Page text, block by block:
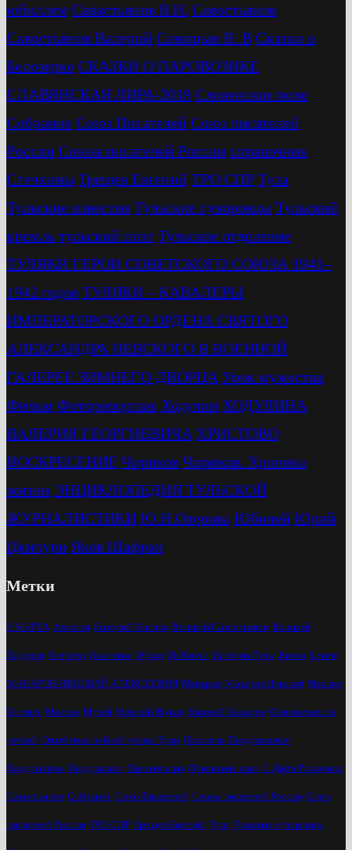
юбиллем Савастьянов В.Н. Савостьянов
Савостьянов Валерий Синицын В. В Сказки о
Белозерке СКАЗКИ О ПАРОВОЗИКЕ
СЛАВЯНСКАЯ ЛИРА-2019 Словенское поле
Собрание Союз Писателей Союз писателей
России Союза писателей России справочник
Стечкины Трещев Евгений ТРО СПР Тула
Тульские известия Тульские суворовцы Тульский
кремль тульский поэт Тульское отделение
ТУЛЯКИ ГЕРОИ СОВЕТСКОГО СОЮЗА 1941–
1942 годов ТУЛЯКИ – КАВАЛЕРЫ
ИМПЕРАТОРСКОГО ОРДЕНА СВЯТОГО
АЛЕКСАНДРА НЕВСКОГО В ВОЕННОЙ
ГАЛЕРЕЕ ЗИМНЕГО ДВОРЦА Урок мужества
Фильм Фоторепортаж Ходулин ХОДУЛИНА
ВАЛЕРИЯ ГЕОРГИЕВИЧА ХРИСТОВО
ВОСКРЕСЕНИЕ Чириков Чириков. Хроника
жизни ЭНЦИКЛОПЕДИЯ ТУЛЬСКОЙ
ЖУРНАЛИСТИКИ Ю.Н.Озерова Юбилей Юрий
Цкипури Яков Шафран
Метки
8 МАРТА Алексин Валерий Маслов Валерий Савостьянов Валерий
Ходулин Встреча Выставка Жуков Из Книги История Тулы Книга Книги
МАКАРОВ НИКОЛАЙ АЛЕКСЕЕВИЧ Макаров Макаров Николай Маслов
Митинг Москва Музей Николай Жуков Николай Макаров Они воевали за
речкой Опалённые войной улицы Тулы Писатель Поздравление
Поздравляем Поздравляет Презентация Приокские зори С Днём Рождения
Савостьянов Собрание Союз Писателей Союза писателей России Союз
писателей России ТРО СПР Трещев Евгений Тула Тульские суворовцы